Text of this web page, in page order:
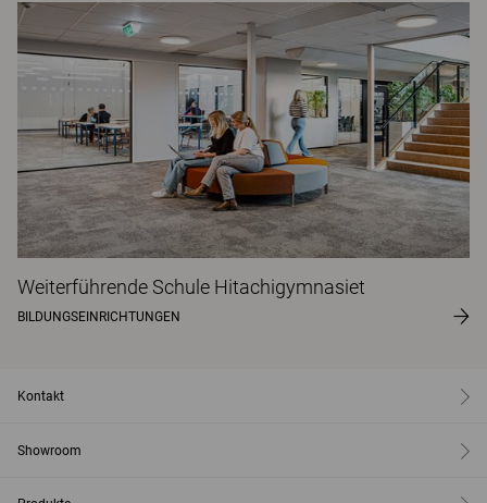
Weiterführende Schule Hitachigymnasiet
BILDUNGSEINRICHTUNGEN
Kontakt
Showroom